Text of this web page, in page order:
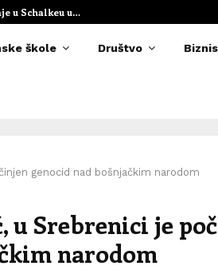
u Schalkeu u…
škole Društvo Biznis
genocid nad bošnjačkim narodom
u Srebrenici je
narodom